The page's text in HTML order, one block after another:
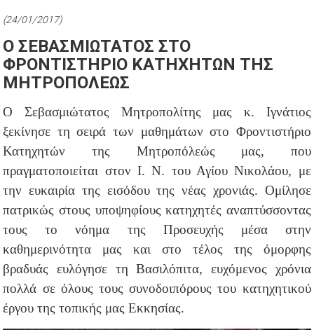
(24/01/2017)
Ο ΣΕΒΑΣΜΙΩΤΑΤΟΣ ΣΤΟ
ΦΡΟΝΤΙΣΤΗΡΙΟ ΚΑΤΗΧΗΤΩΝ ΤΗΣ
ΜΗΤΡΟΠΟΛΕΩΣ
Ο Σεβασμιώτατος Μητροπολίτης μας κ. Ιγνάτιος
ξεκίνησε τη σειρά των μαθημάτων στο Φροντιστήριο
Κατηχητών της Μητροπόλεώς μας, που
πραγματοποιείται στον Ι. Ν. του Αγίου Νικολάου, με
την ευκαιρία της εισόδου της νέας χρονιάς. Ομίλησε
πατρικώς στους υποψηφίους κατηχητές αναπτύσσοντας
τους το νόημα της Προσευχής μέσα στην
καθημερινότητα μας και στο τέλος της όμορφης
βραδυάς ευλόγησε τη Βασιλόπιτα, ευχόμενος χρόνια
πολλά σε όλους τους συνοδοιπόρους του κατηχητικού
έργου της τοπικής μας Εκκησίας.